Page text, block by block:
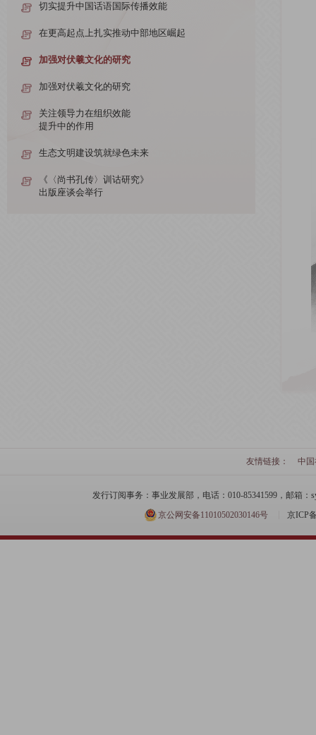
切实提升中国话语国际传播效能
在更高起点上扎实推动中部地区崛起
加强对伏羲文化的研究
加强对伏羲文化的研究
关注领导力在组织效能
提升中的作用
生态文明建设筑就绿色未来
《〈尚书孔传〉训诂研究》
出版座谈会举行
友情链接： 中
发行订阅事务：事业发展部，电话：010-85341599，邮箱：
京公网安备11010502030146号
京ICP